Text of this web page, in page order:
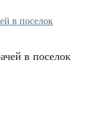
в поселок